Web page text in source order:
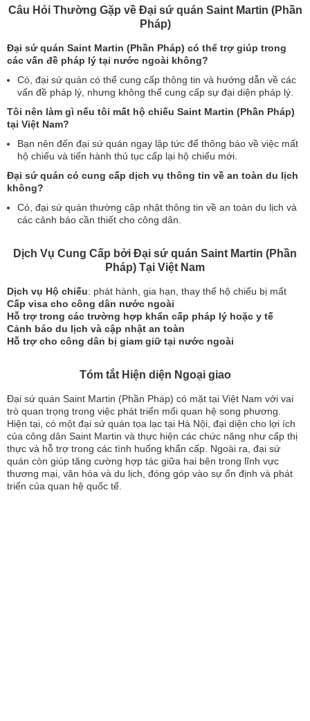
Câu Hỏi Thường Gặp về Đại sứ quán Saint Martin (Phần
Pháp)
Đại sứ quán Saint Martin (Phần Pháp) có thể trợ giúp trong
các vấn đề pháp lý tại nước ngoài không?
Có, đại sứ quán có thể cung cấp thông tin và hướng dẫn về các
vấn đề pháp lý, nhưng không thể cung cấp sự đại diện pháp lý.
Tôi nên làm gì nếu tôi mất hộ chiếu Saint Martin (Phần Pháp)
tại Việt Nam?
Bạn nên đến đại sứ quán ngay lập tức để thông báo về việc mất
hộ chiếu và tiến hành thủ tục cấp lại hộ chiếu mới.
Đại sứ quán có cung cấp dịch vụ thông tin về an toàn du lịch
không?
Có, đại sứ quán thường cập nhật thông tin về an toàn du lịch và
các cảnh báo cần thiết cho công dân.
Dịch Vụ Cung Cấp bởi Đại sứ quán Saint Martin (Phần
Pháp) Tại Việt Nam
Dịch vụ Hộ chiếu: phát hành, gia hạn, thay thế hộ chiếu bị mất
Cấp visa cho công dân nước ngoài
Hỗ trợ trong các trường hợp khẩn cấp pháp lý hoặc y tế
Cảnh báo du lịch và cập nhật an toàn
Hỗ trợ cho công dân bị giam giữ tại nước ngoài
Tóm tắt Hiện diện Ngoại giao
Đại sứ quán Saint Martin (Phần Pháp) có mặt tại Việt Nam với vai
trò quan trọng trong việc phát triển mối quan hệ song phương.
Hiện tại, có một đại sứ quán tọa lạc tại Hà Nội, đại diện cho lợi ích
của công dân Saint Martin và thực hiện các chức năng như cấp thị
thực và hỗ trợ trong các tình huống khẩn cấp. Ngoài ra, đại sứ
quán còn giúp tăng cường hợp tác giữa hai bên trong lĩnh vực
thương mại, văn hóa và du lịch, đóng góp vào sự ổn định và phát
triển của quan hệ quốc tế.